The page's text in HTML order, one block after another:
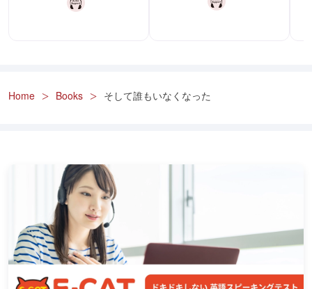
Home Books そして誰もいなくなった